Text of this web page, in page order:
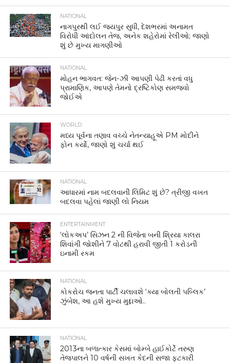
NATIONAL
નાગપુરથી લઈ જયપુર સુધી, દેશભરમાં અનામત
વિરોધી આંદોલન તેજ, અનેક શહેરોમાં રેલીઓ; જાણો
શું છે મુખ્ય માગણીઓ
NATIONAL
મોહન ભાગવત: જેન-ઝી આપણી પેઢી કરતાં વધુ
પ્રામાણિક, આપણે તેમનો દ્રષ્ટિકોણ સમજવો
જોઈએ
WORLD
મધ્ય પૂર્વના તણાવ વચ્ચે નેતન્યાહૂએ PM મોદીને
ફોન કર્યો, જાણો શું ચર્ચા થઈ
NATIONAL
આધારમાં નામ બદલવાની લિમિટ શું છે? ત્રીજી વખત
બદલવા પહેલાં જાણી લો નિયમ
ENTERTAINMENT
‘લોકઅપ’ સિઝન 2 ની વિજેતા બની શ્રિયા કાલરા
શિવાંગી જોશીને 7 વોટથી હરાવી જીતી 1 કરોડની
ઇનામી રકમ
NATIONAL
કોકરોચ જનતા પાર્ટી ચલાવશે ‘ક્યા બોલતી પબ્લિક’
ઝુંબેશ, આ હશે મુખ્ય મુદ્દાઓ..
NATIONAL
2013ના બળાત્કાર કેસમાં બોમ્બે હાઈકોર્ટે તરુણ
તેજપાલને 10 વર્ષની સખત કેદની સજા ફટકારી